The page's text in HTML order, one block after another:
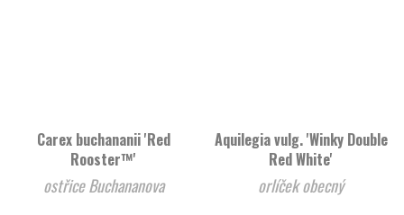
Carex buchananii 'Red
Rooster™'
ostřice Buchananova
Aquilegia vulg. 'Winky Double
Red White'
orlíček obecný